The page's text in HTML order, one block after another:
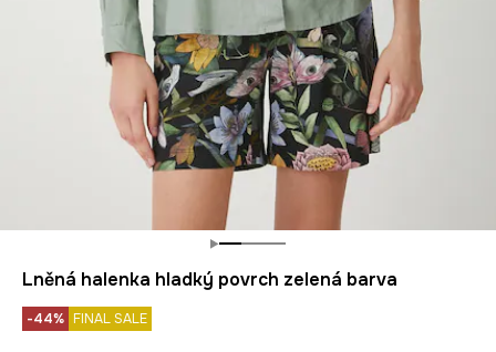
Lněná halenka hladký povrch zelená barva
-44% FINAL SALE